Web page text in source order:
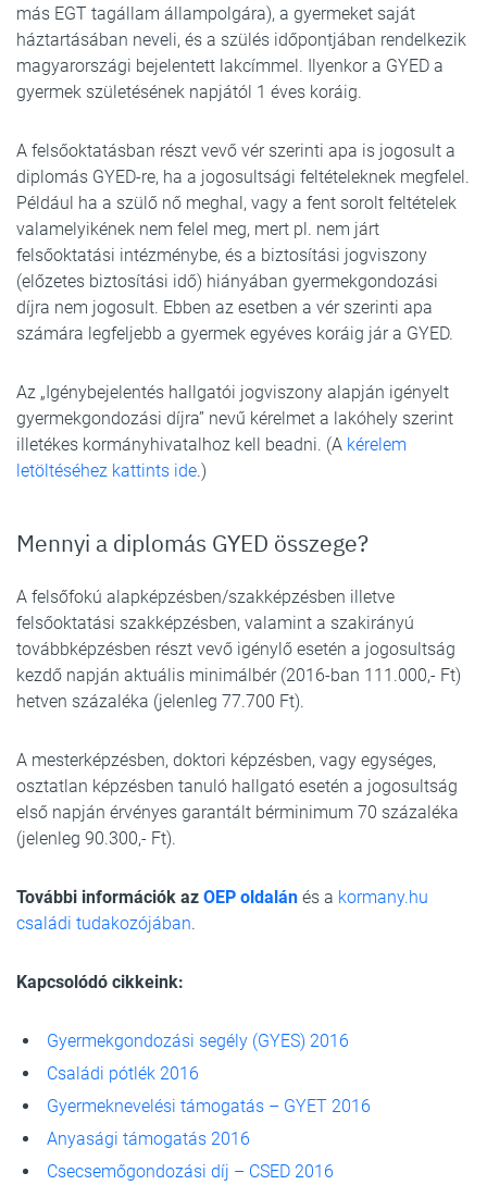
más EGT tagállam állampolgára), a gyermeket saját
háztartásában neveli, és a szülés időpontjában rendelkezik
magyarországi bejelentett lakcímmel. Ilyenkor a GYED a
gyermek születésének napjától 1 éves koráig.
A felsőoktatásban részt vevő vér szerinti apa is jogosult a
diplomás GYED-re, ha a jogosultsági feltételeknek megfelel.
Például ha a szülő nő meghal, vagy a fent sorolt feltételek
valamelyikének nem felel meg, mert pl. nem járt
felsőoktatási intézménybe, és a biztosítási jogviszony
(előzetes biztosítási idő) hiányában gyermekgondozási
díjra nem jogosult. Ebben az esetben a vér szerinti apa
számára legfeljebb a gyermek egyéves koráig jár a GYED.
Az „Igénybejelentés hallgatói jogviszony alapján igényelt
gyermekgondozási díjra” nevű kérelmet a lakóhely szerint
illetékes kormányhivatalhoz kell beadni. (A kérelem
letöltéséhez kattints ide.)
Mennyi a diplomás GYED összege?
A felsőfokú alapképzésben/szakképzésben illetve
felsőoktatási szakképzésben, valamint a szakirányú
továbbképzésben részt vevő igénylő esetén a jogosultság
kezdő napján aktuális minimálbér (2016-ban 111.000,- Ft)
hetven százaléka (jelenleg 77.700 Ft).
A mesterképzésben, doktori képzésben, vagy egységes,
osztatlan képzésben tanuló hallgató esetén a jogosultság
első napján érvényes garantált bérminimum 70 százaléka
(jelenleg 90.300,- Ft).
További információk az OEP oldalán és a kormany.hu
családi tudakozójában.
Kapcsolódó cikkeink:
Gyermekgondozási segély (GYES) 2016
Családi pótlék 2016
Gyermeknevelési támogatás – GYET 2016
Anyasági támogatás 2016
Csecsemőgondozási díj – CSED 2016